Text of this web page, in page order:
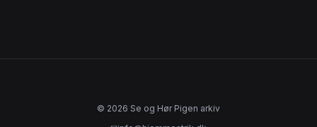
© 2026 Se og Hør Pigen arkiv